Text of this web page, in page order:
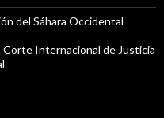
del Sáhara Occidental
Internacional de Justicia